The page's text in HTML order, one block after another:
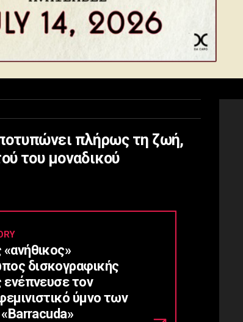
πλήρως τη ζωή,
του μοναδικού
δισκογραφικής
ενέπνευσε τον
ύμνο των